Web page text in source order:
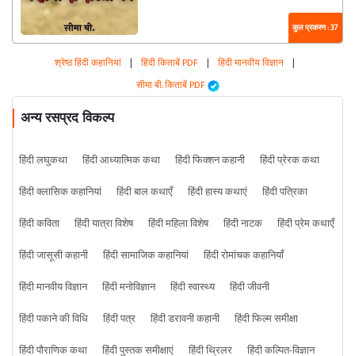
कुल प्रकरण : 37
श्रेष्ठ हिंदी कहानियां | हिंदी किताबें PDF | हिंदी मानवीय विज्ञान |
सीमा बी. किताबें PDF
अन्य रसप्रद विकल्प
हिंदी लघुकथा हिंदी आध्यात्मिक कथा हिंदी फिक्शन कहानी
हिंदी प्रेरक कथा
हिंदी क्लासिक कहानियां
हिंदी बाल कथाएँ हिंदी हास्य कथाएं
हिंदी पत्रिका
हिंदी कविता
हिंदी यात्रा विशेष हिंदी महिला विशेष हिंदी नाटक
हिंदी प्रेम कथाएँ
हिंदी जासूसी कहानी
हिंदी सामाजिक कहानियां
हिंदी रोमांचक कहानियाँ
हिंदी मानवीय विज्ञान
हिंदी मनोविज्ञान हिंदी स्वास्थ्य
हिंदी जीवनी
हिंदी पकाने की विधि
हिंदी पत्र हिंदी डरावनी कहानी
हिंदी फिल्म समीक्षा
हिंदी पौराणिक कथा
हिंदी पुस्तक समीक्षाएं हिंदी थ्रिलर हिंदी कल्पित-विज्ञान